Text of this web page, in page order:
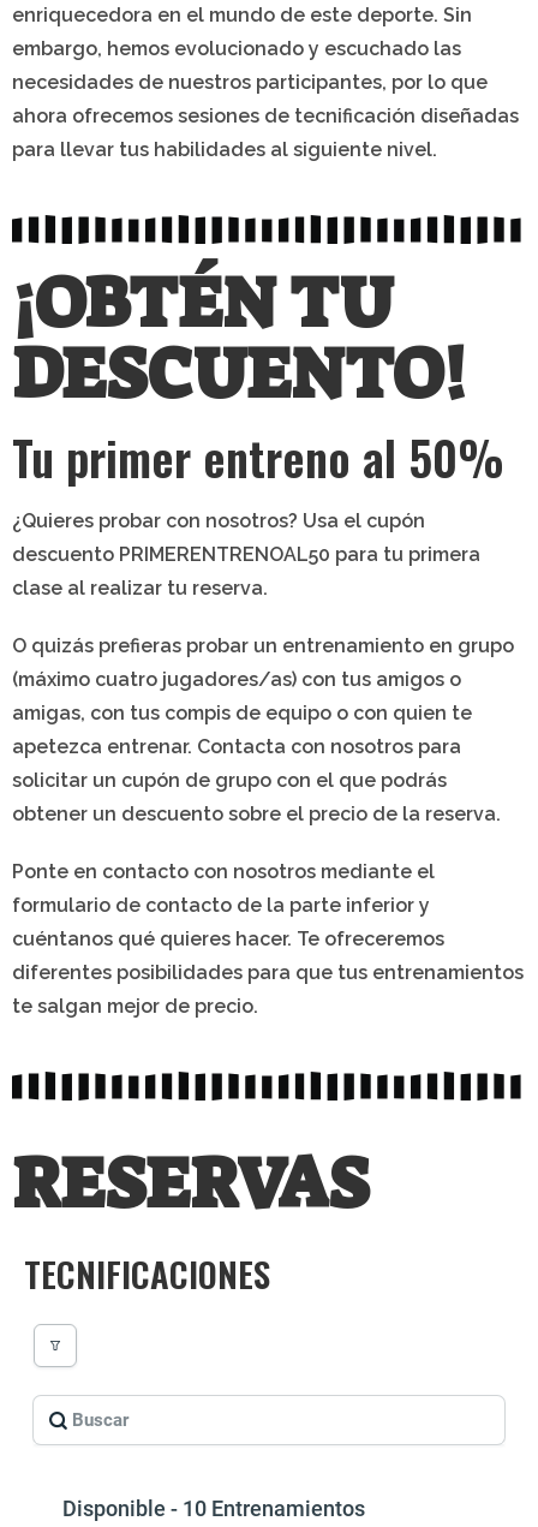
enriquecedora en el mundo de este deporte. Sin
embargo, hemos evolucionado y escuchado las
necesidades de nuestros participantes, por lo que
ahora ofrecemos sesiones de tecnificación diseñadas
para llevar tus habilidades al siguiente nivel.
¡OBTÉN TU
DESCUENTO!
Tu primer entreno al 50%
¿Quieres probar con nosotros? Usa el cupón
descuento PRIMERENTRENOAL50 para tu primera
clase al realizar tu reserva.
O quizás prefieras probar un entrenamiento en grupo
(máximo cuatro jugadores/as) con tus amigos o
amigas, con tus compis de equipo o con quien te
apetezca entrenar. Contacta con nosotros para
solicitar un cupón de grupo con el que podrás
obtener un descuento sobre el precio de la reserva.
Ponte en contacto con nosotros mediante el
formulario de contacto de la parte inferior y
cuéntanos qué quieres hacer. Te ofreceremos
diferentes posibilidades para que tus entrenamientos
te salgan mejor de precio.
RESERVAS
TECNIFICACIONES
Disponible - 10 Entrenamientos